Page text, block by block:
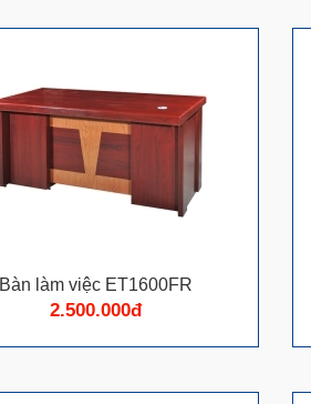
Bàn làm việc ET1600FR
2.500.000đ